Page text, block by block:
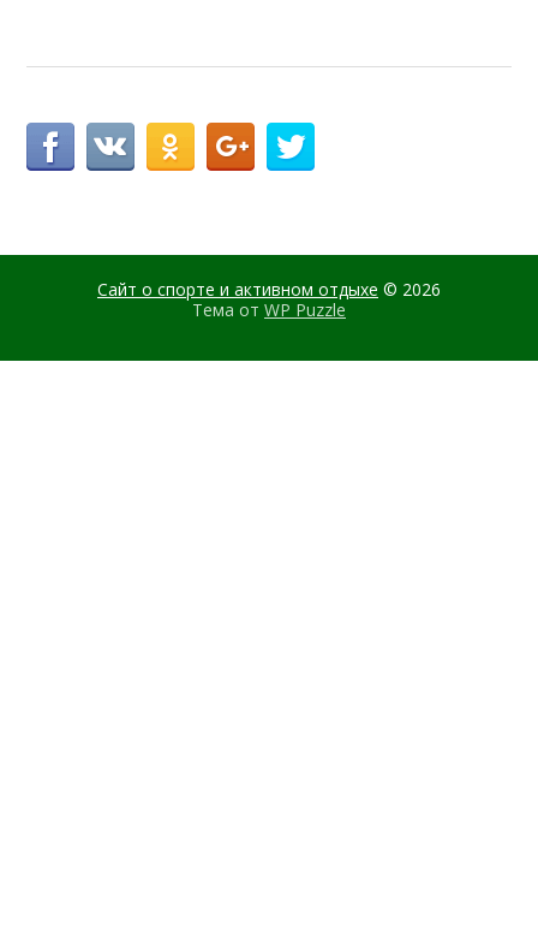
Сайт о спорте и активном отдыхе © 2026
Тема от WP Puzzle